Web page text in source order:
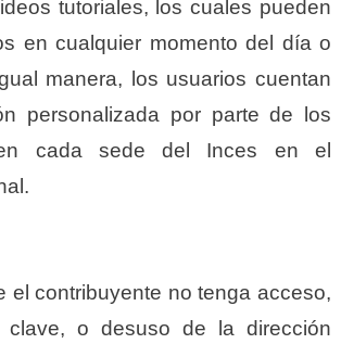
tutoriales, los cuales pueden
en cualquier momento del día o
manera, los usuarios cuentan
personalizada por parte de los
en cada sede del Inces en el
el contribuyente no tenga acceso,
clave, o desuso de la dirección